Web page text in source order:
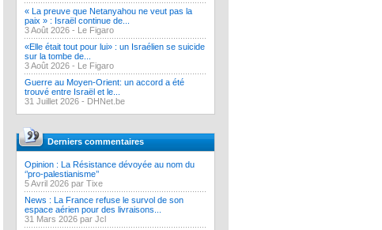
« La preuve que Netanyahou ne veut pas la
paix » : Israël continue de...
3 Août 2026 - Le Figaro
«Elle était tout pour lui» : un Israélien se suicide
sur la tombe de...
3 Août 2026 - Le Figaro
Guerre au Moyen-Orient: un accord a été
trouvé entre Israël et le...
31 Juillet 2026 - DHNet.be
Derniers commentaires
Opinion : La Résistance dévoyée au nom du
‘’pro-palestianisme’’
5 Avril 2026 par Tixe
News : La France refuse le survol de son
espace aérien pour des livraisons...
31 Mars 2026 par Jcl